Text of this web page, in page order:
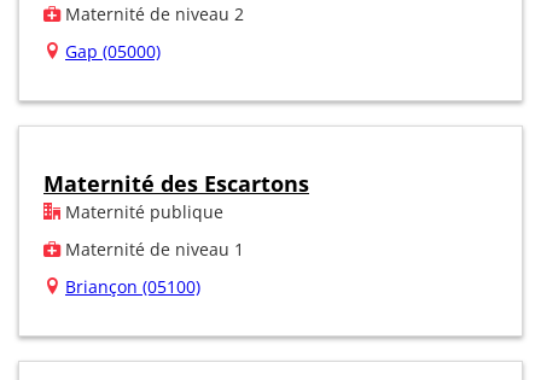
Maternité de niveau 2
Gap (05000)
Maternité des Escartons
Maternité publique
Maternité de niveau 1
Briançon (05100)